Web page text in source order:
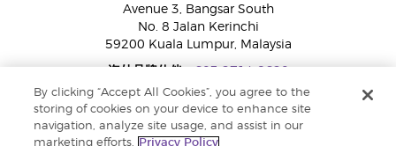
Avenue 3, Bangsar South
No. 8 Jalan Kerinchi
59200 Kuala Lumpur, Malaysia
免付费专线：1800 189 889
WhatsApp对话: +60 15 4600 0691
By clicking “Accept All Cookies”, you agree to the
storing of cookies on your device to enhance site
navigation, analyze site usage, and assist in our
marketing efforts.
Privacy Policy